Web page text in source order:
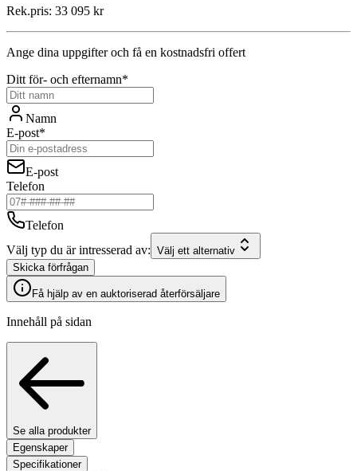
Rek.pris: 33 095 kr
Ange dina uppgifter och få en kostnadsfri offert
Ditt för- och efternamn*
Namn
E-post*
E-post
Telefon
Telefon
Välj typ du är intresserad av: Välj ett alternativ
Skicka förfrågan
Få hjälp av en auktoriserad återförsäljare
Innehåll på sidan
Se alla produkter
Egenskaper
Specifikationer